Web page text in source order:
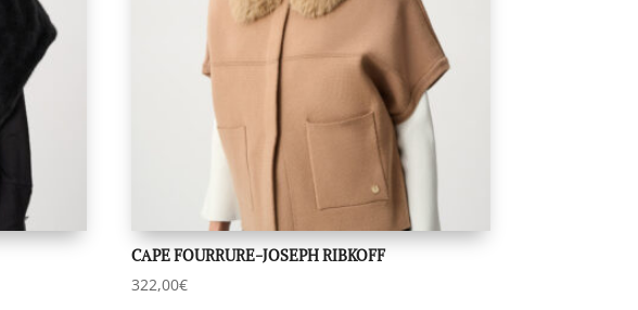
CAPE FOURRURE-JOSEPH RIBKOFF
322,00€